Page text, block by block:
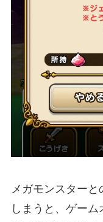
メガモンスター
しまうと、ゲー